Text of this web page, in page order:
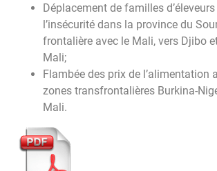
Déplacement de familles
l’insécurité dans la province du
frontalière avec le Mali, vers Djibo
Mali;
Flambée des prix de l’alimentation
zones transfrontalières Burkina-
Mali.